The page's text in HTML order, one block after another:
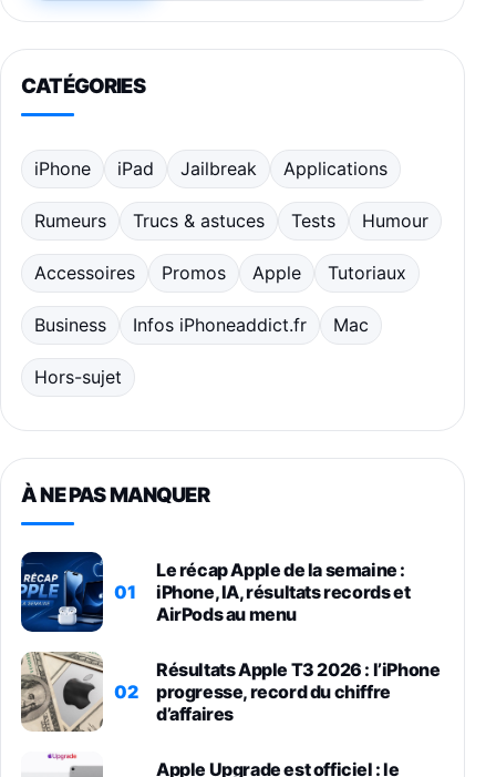
CATÉGORIES
iPhone iPad Jailbreak Applications
Rumeurs Trucs & astuces Tests Humour
Accessoires Promos Apple Tutoriaux
Business Infos iPhoneaddict.fr Mac
Hors-sujet
À NE PAS MANQUER
01
Le récap Apple de la semaine :
iPhone, IA, résultats records et
AirPods au menu
02
Résultats Apple T3 2026 : l’iPhone
progresse, record du chiffre
d’affaires
Apple Upgrade est officiel : le